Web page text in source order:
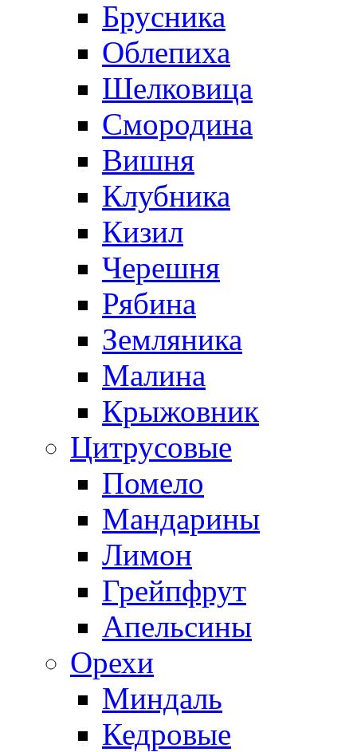
Брусника
Облепиха
Шелковица
Смородина
Вишня
Клубника
Кизил
Черешня
Рябина
Земляника
Малина
Крыжовник
Цитрусовые
Помело
Мандарины
Лимон
Грейпфрут
Апельсины
Орехи
Миндаль
Кедровые